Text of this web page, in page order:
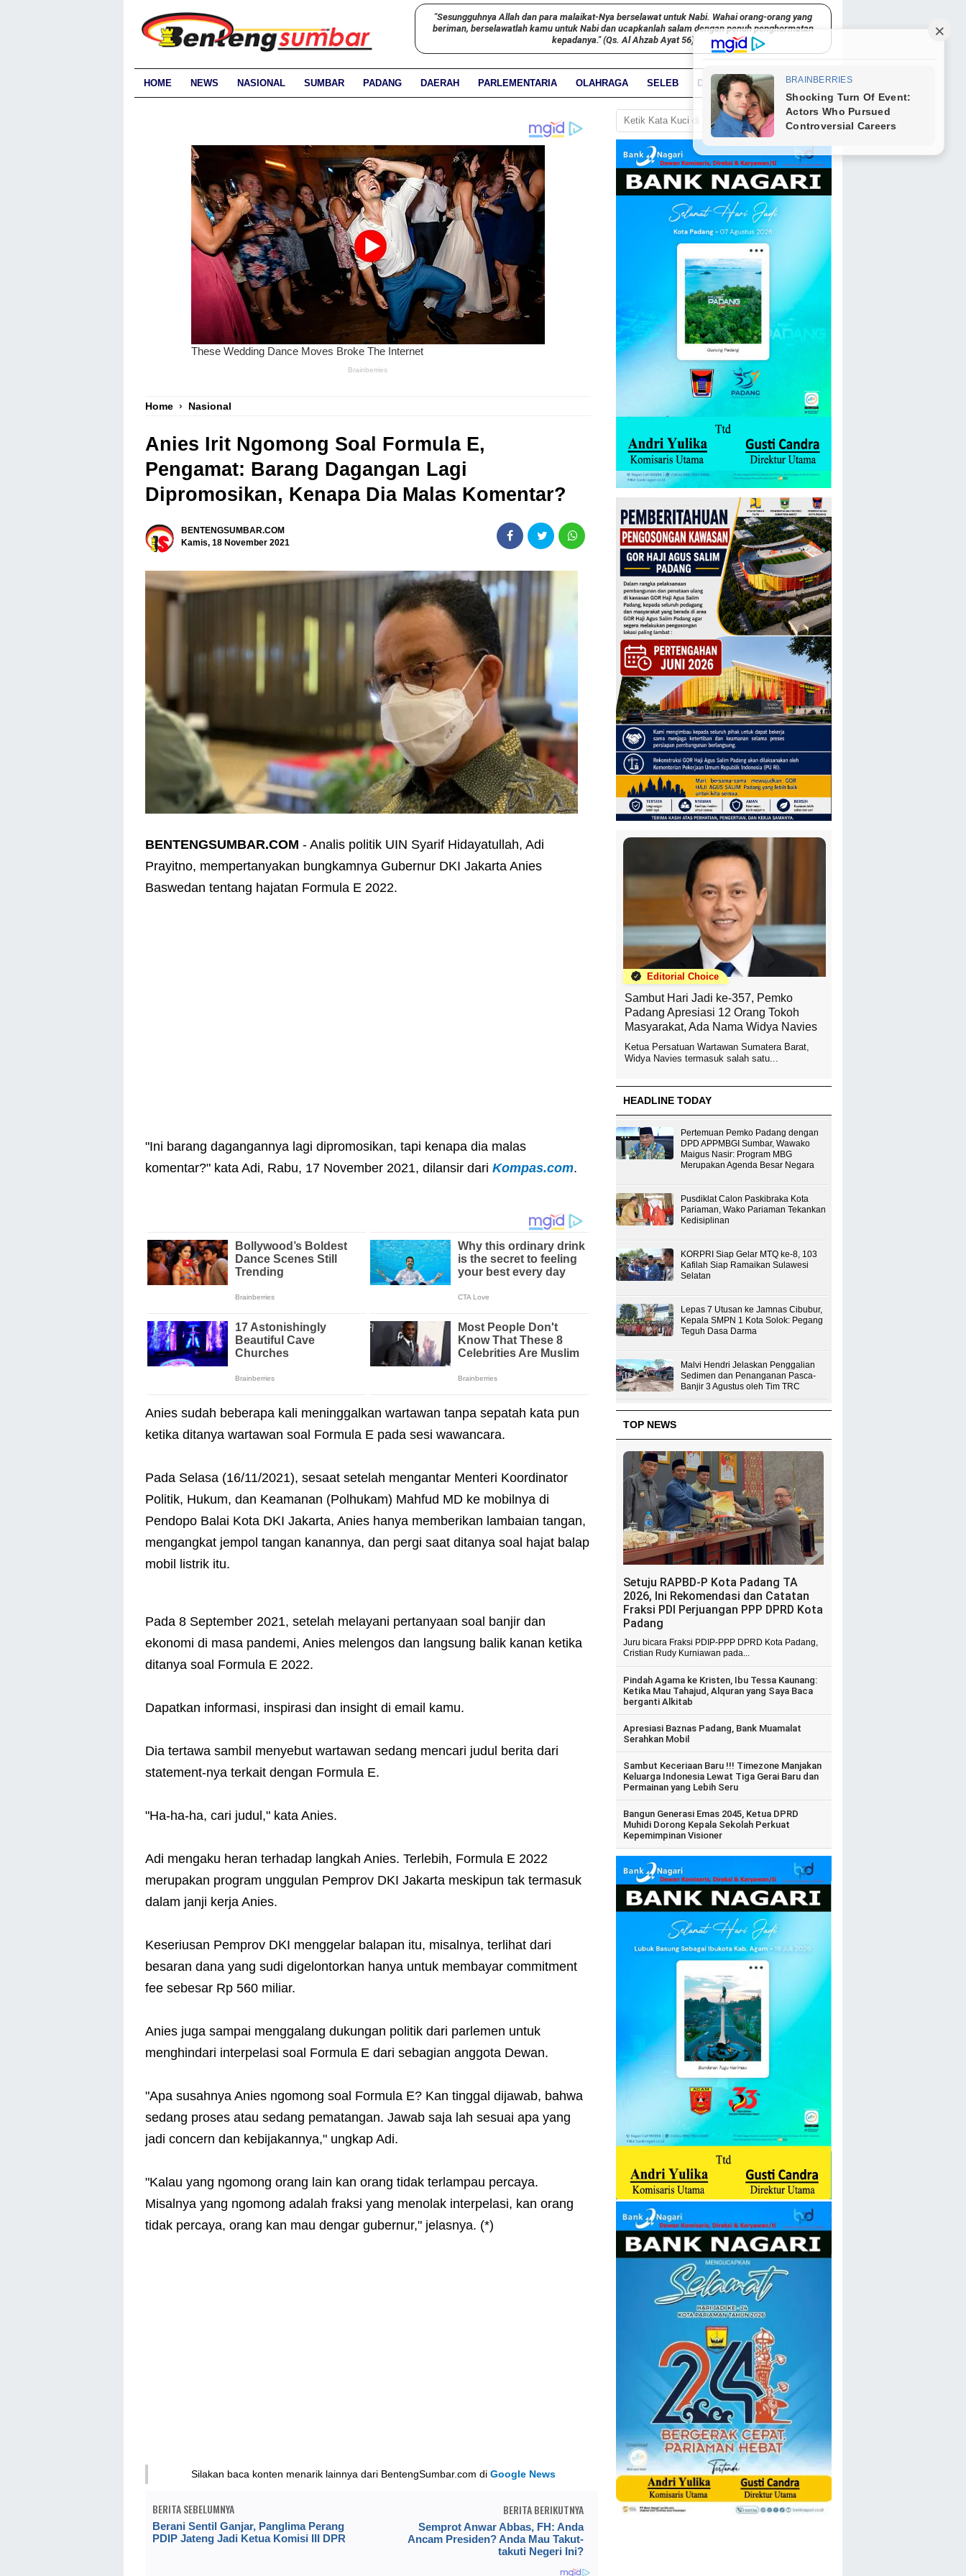
"Sesungguhnya Allah dan para malaikat-Nya berselawat untuk Nabi. Wahai orang-orang yang
beriman, berselawatlah kamu untuk Nabi dan ucapkanlah salam dengan penuh penghormatan
kepadanya." (Qs. Al Ahzab Ayat 56)
HOME NEWS NASIONAL SUMBAR PADANG DAERAH PARLEMENTARIA OLAHRAGA SELEB DUNIA PARIWARA
Home › Nasional
Anies Irit Ngomong Soal Formula E,
Pengamat: Barang Dagangan Lagi
Dipromosikan, Kenapa Dia Malas Komentar?
BENTENGSUMBAR.COM
Kamis, 18 November 2021
BENTENGSUMBAR.COM - Analis politik UIN Syarif Hidayatullah, Adi
Prayitno, mempertanyakan bungkamnya Gubernur DKI Jakarta Anies
Baswedan tentang hajatan Formula E 2022.
"Ini barang dagangannya lagi dipromosikan, tapi kenapa dia malas
komentar?" kata Adi, Rabu, 17 November 2021, dilansir dari Kompas.com.
Anies sudah beberapa kali meninggalkan wartawan tanpa sepatah kata pun
ketika ditanya wartawan soal Formula E pada sesi wawancara.
Pada Selasa (16/11/2021), sesaat setelah mengantar Menteri Koordinator
Politik, Hukum, dan Keamanan (Polhukam) Mahfud MD ke mobilnya di
Pendopo Balai Kota DKI Jakarta, Anies hanya memberikan lambaian tangan,
mengangkat jempol tangan kanannya, dan pergi saat ditanya soal hajat balap
mobil listrik itu.
Pada 8 September 2021, setelah melayani pertanyaan soal banjir dan
ekonomi di masa pandemi, Anies melengos dan langsung balik kanan ketika
ditanya soal Formula E 2022.
Dapatkan informasi, inspirasi dan insight di email kamu.
Dia tertawa sambil menyebut wartawan sedang mencari judul berita dari
statement-nya terkait dengan Formula E.
"Ha-ha-ha, cari judul," kata Anies.
Adi mengaku heran terhadap langkah Anies. Terlebih, Formula E 2022
merupakan program unggulan Pemprov DKI Jakarta meskipun tak termasuk
dalam janji kerja Anies.
Keseriusan Pemprov DKI menggelar balapan itu, misalnya, terlihat dari
besaran dana yang sudi digelontorkan hanya untuk membayar commitment
fee sebesar Rp 560 miliar.
Anies juga sampai menggalang dukungan politik dari parlemen untuk
menghindari interpelasi soal Formula E dari sebagian anggota Dewan.
"Apa susahnya Anies ngomong soal Formula E? Kan tinggal dijawab, bahwa
sedang proses atau sedang pematangan. Jawab saja lah sesuai apa yang
jadi concern dan kebijakannya," ungkap Adi.
"Kalau yang ngomong orang lain kan orang tidak terlampau percaya.
Misalnya yang ngomong adalah fraksi yang menolak interpelasi, kan orang
tidak percaya, orang kan mau dengar gubernur," jelasnya. (*)
Silakan baca konten menarik lainnya dari BentengSumbar.com diGoogle News
BERITA SEBELUMNYA
Berani Sentil Ganjar, Panglima Perang
PDIP Jateng Jadi Ketua Komisi III DPR
BERITA BERIKUTNYA
Semprot Anwar Abbas, FH: Anda
Ancam Presiden? Anda Mau Takut-
takuti Negeri Ini?
GO
Editorial Choice
Sambut Hari Jadi ke-357, Pemko
Padang Apresiasi 12 Orang Tokoh
Masyarakat, Ada Nama Widya Navies
Ketua Persatuan Wartawan Sumatera Barat,
Widya Navies termasuk salah satu...
HEADLINE TODAY
Pertemuan Pemko Padang dengan
DPD APPMBGI Sumbar, Wawako
Maigus Nasir: Program MBG
Merupakan Agenda Besar Negara
Pusdiklat Calon Paskibraka Kota
Pariaman, Wako Pariaman Tekankan
Kedisiplinan
KORPRI Siap Gelar MTQ ke-8, 103
Kafilah Siap Ramaikan Sulawesi
Selatan
Lepas 7 Utusan ke Jamnas Cibubur,
Kepala SMPN 1 Kota Solok: Pegang
Teguh Dasa Darma
Malvi Hendri Jelaskan Penggalian
Sedimen dan Penanganan Pasca-
Banjir 3 Agustus oleh Tim TRC
TOP NEWS
Setuju RAPBD-P Kota Padang TA
2026, Ini Rekomendasi dan Catatan
Fraksi PDI Perjuangan PPP DPRD Kota
Padang
Juru bicara Fraksi PDIP-PPP DPRD Kota Padang,
Cristian Rudy Kurniawan pada...
Pindah Agama ke Kristen, Ibu Tessa Kaunang:
Ketika Mau Tahajud, Alquran yang Saya Baca
berganti Alkitab
Apresiasi Baznas Padang, Bank Muamalat
Serahkan Mobil
Sambut Keceriaan Baru !!! Timezone Manjakan
Keluarga Indonesia Lewat Tiga Gerai Baru dan
Permainan yang Lebih Seru
Bangun Generasi Emas 2045, Ketua DPRD
Muhidi Dorong Kepala Sekolah Perkuat
Kepemimpinan Visioner